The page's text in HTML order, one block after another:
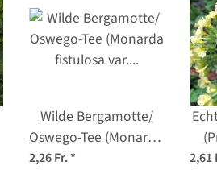
Wilde Bergamotte/
Oswego-Tee (Monarda
fistulosa var.
2,26 Fr.* 2,61